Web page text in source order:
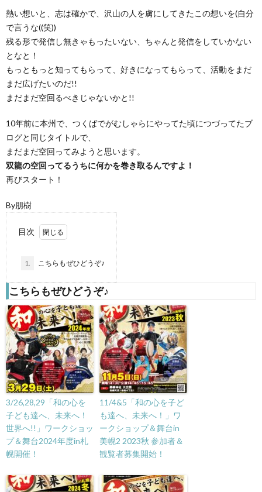
熱い想いと、志は確かで、沢山の人を虜にしてきたこの想いを(自分
で言うな((笑))
残る形で発信し無きゃもったいない、ちゃんと発信をしていかない
となと！
もっともっと知ってもらって、好きになってもらって、活動をまだ
まだ広げたいのだ!!
まだまだ空回るべきじゃないかと!!
10年前に本州で、つくばでがむしゃらにやってた頃につづってたブ
ログと同じタイトルで、
まだまだ空回ってみようと思います。
双龍の空回ってるうちに何かを巻き取るんですよ！
再びスタート！
By朋樹
目次
1. こちらもぜひどうぞ♪
こちらもぜひどうぞ♪
3/26,28,29「和の心を
子ども達へ、未来へ！
世界へ!!」ワークショッ
プ＆舞台2024年度in札
幌開催！
11/4&5「和の心を子ど
も達へ、未来へ！」ワ
ークショップ＆舞台in
美幌2 2023秋 参加者＆
観覧者募集開始！